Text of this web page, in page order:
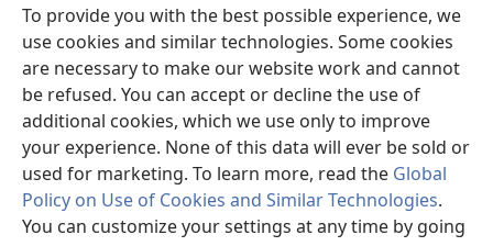
To provide you with the best possible experience, we
use cookies and similar technologies. Some cookies
are necessary to make our website work and cannot
be refused. You can accept or decline the use of
additional cookies, which we use only to improve
your experience. None of this data will ever be sold or
used for marketing. To learn more, read the Global
Policy on Use of Cookies and Similar Technologies.
You can customize your settings at any time by going
window)JW Hub
(opens
new
window)JW Library
Watchtower Library ®
Copyright© 2026 Watch Tower Bible and Tract Society of Pennsylvania.